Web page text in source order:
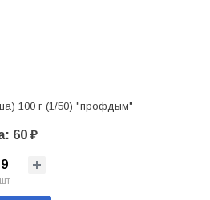
100 г (1/50) "профдым"
60 ₽
шт